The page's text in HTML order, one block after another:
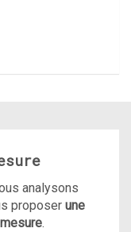
analysons
proposer une
.